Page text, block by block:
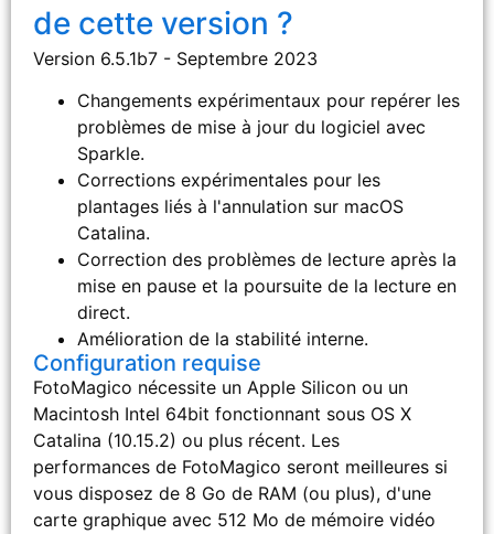
de cette version ?
Version 6.5.1b7 - Septembre 2023
Changements expérimentaux pour repérer les
problèmes de mise à jour du logiciel avec
Sparkle.
Corrections expérimentales pour les
plantages liés à l'annulation sur macOS
Catalina.
Correction des problèmes de lecture après la
mise en pause et la poursuite de la lecture en
direct.
Amélioration de la stabilité interne.
Configuration requise
FotoMagico nécessite un Apple Silicon ou un
Macintosh Intel 64bit fonctionnant sous OS X
Catalina (10.15.2) ou plus récent. Les
performances de FotoMagico seront meilleures si
vous disposez de 8 Go de RAM (ou plus), d'une
carte graphique avec 512 Mo de mémoire vidéo